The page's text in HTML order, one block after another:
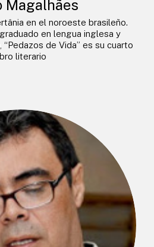
Magalhães
en el noroeste brasileño.
en lengua inglesa y
de Vida” es su cuarto
literario